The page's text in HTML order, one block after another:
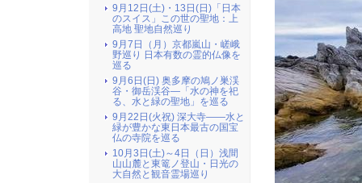
9月12日(土)・13日(日)「日本
のスイス」この世の聖地：上
高地 聖地自然巡り
9月7日（月）京都嵐山・嵯峨
野巡り 日本有数の霊的仏像を
巡る
9月6日(日) 奥多摩の鳩ノ巣渓
谷・御岳渓谷―「水の神を祀
る、水と緑の聖地」を巡る
9月22日(火祝) 深大寺――水と
緑が豊かな東日本最古の国宝
仏の寺院を巡る
10月3日(土)～4日（日）浅間
山山麓と東篭ノ登山・日光の
大自然と観音霊場巡り